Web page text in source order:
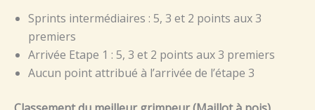
Sprints intermédiaires : 5, 3 et 2 points aux 3
premiers
Arrivée Etape 1 : 5, 3 et 2 points aux 3 premiers
Aucun point attribué à l’arrivée de l’étape 3